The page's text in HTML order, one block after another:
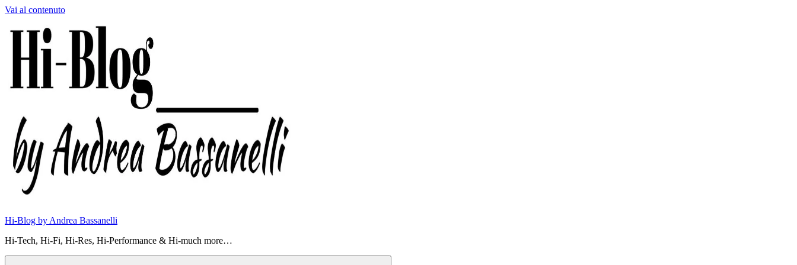
Vai al contenuto
Hi-Blog by Andrea Bassanelli
Hi-Tech, Hi-Fi, Hi-Res, Hi-Performance & Hi-much more…